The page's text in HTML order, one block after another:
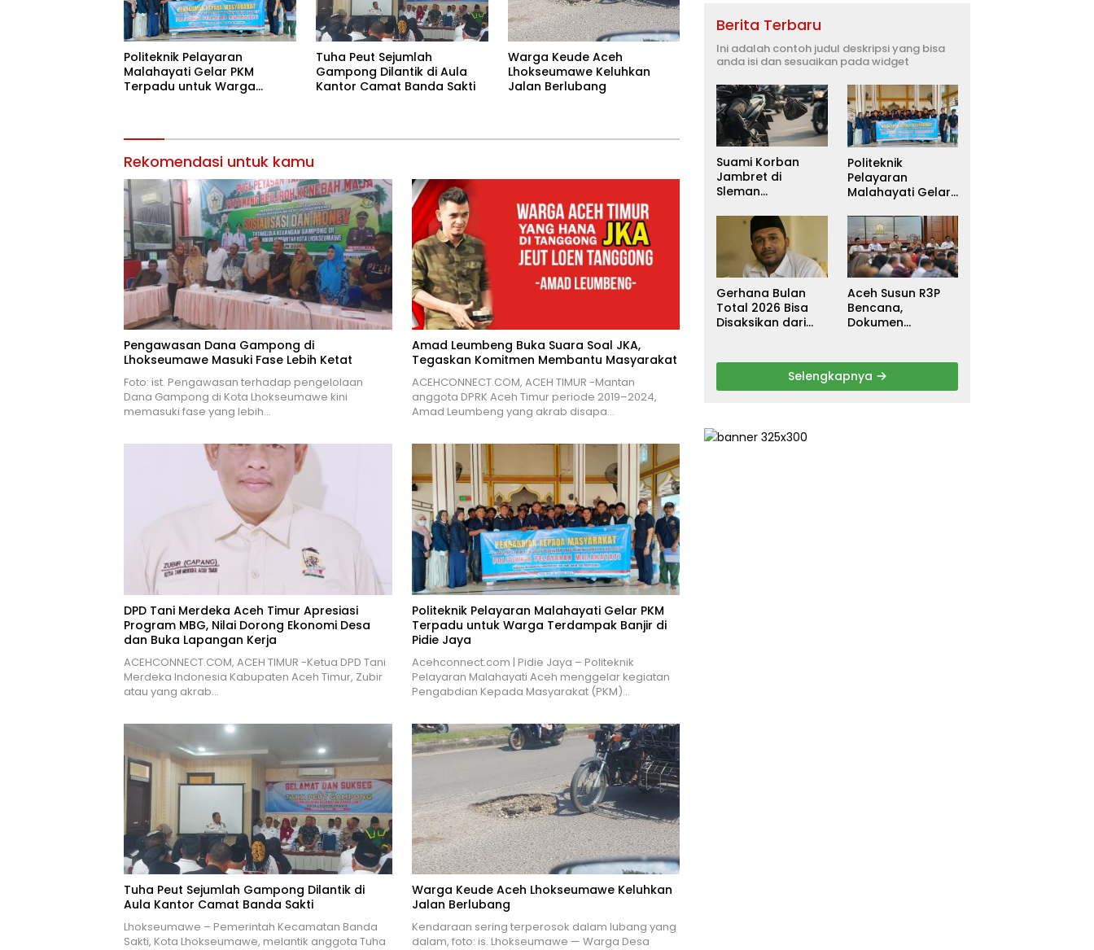
Politeknik Pelayaran
Malahayati Gelar PKM
Terpadu untuk Warga
Tuha Peut Sejumlah
Gampong Dilantik di Aula
Kantor Camat Banda Sakti
Warga Keude Aceh
Lhokseumawe Keluhkan
Jalan Berlubang
Rekomendasi untuk kamu
Pengawasan Dana Gampong di
Lhokseumawe Masuki Fase Lebih Ketat
Foto: ist. Pengawasan terhadap pengelolaan
Dana Gampong di Kota Lhokseumawe kini
memasuki fase yang lebih…
Amad Leumbeng Buka Suara Soal JKA,
Tegaskan Komitmen Membantu Masyarakat
ACEHCONNECT.COM, ACEH TIMUR -Mantan
anggota DPRK Aceh Timur periode 2019–2024,
Amad Leumbeng yang akrab disapa…
DPD Tani Merdeka Aceh Timur Apresiasi
Program MBG, Nilai Dorong Ekonomi Desa
dan Buka Lapangan Kerja
ACEHCONNECT.COM, ACEH TIMUR -Ketua DPD Tani
Merdeka Indonesia Kabupaten Aceh Timur, Zubir
atau yang akrab…
Politeknik Pelayaran Malahayati Gelar PKM
Terpadu untuk Warga Terdampak Banjir di
Pidie Jaya
Acehconnect.com | Pidie Jaya – Politeknik
Pelayaran Malahayati Aceh menggelar kegiatan
Pengabdian Kepada Masyarakat (PKM)…
Tuha Peut Sejumlah Gampong Dilantik di
Aula Kantor Camat Banda Sakti
Lhokseumawe – Pemerintah Kecamatan Banda
Sakti, Kota Lhokseumawe, melantik anggota Tuha
Warga Keude Aceh Lhokseumawe Keluhkan
Jalan Berlubang
Kendaraan sering terperosok dalam lubang yang
dalam, foto: is. Lhokseumawe — Warga Desa
Berita Terbaru
Ini adalah contoh judul deskripsi yang bisa
anda isi dan sesuaikan pada widget
Suami Korban
Jambret di
Sleman
Sebagai
Tersangka, DPR
Turun Tangan
Cari Keadilan
Politeknik
Pelayaran
Malahayati Gelar
untuk Warga
Terdampak Banjir
di Pidie Jaya
Gerhana Bulan
Total 2026 Bisa
Disaksikan dari
Aceh Susun R3P
Bencana,
Dokumen
Ditarget Rampung
Januari 2026
Selengkapnya